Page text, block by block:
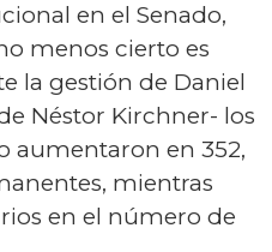
en el Senado,
menos cierto es
la gestión de Daniel
Néstor Kirchner- los
aumentaron en 352,
mientras
en el número de